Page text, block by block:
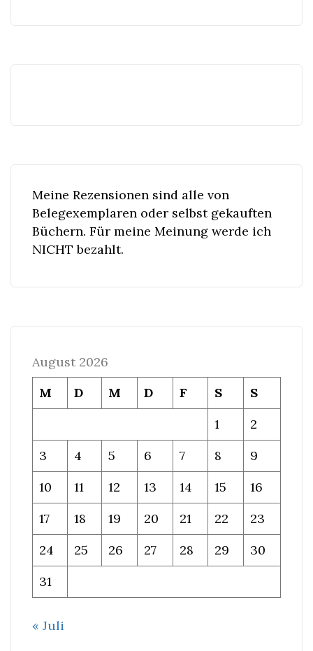
Meine Rezensionen sind alle von
Belegexemplaren oder selbst gekauften
Büchern. Für meine Meinung werde ich
NICHT bezahlt.
August 2026
M
D M D F S
S
1
2
3
4 5 6 7 8
9
10
11 12 13 14 15
16
17
18 19 20 21 22
23
24
25 26 27 28 29
30
31
« Juli